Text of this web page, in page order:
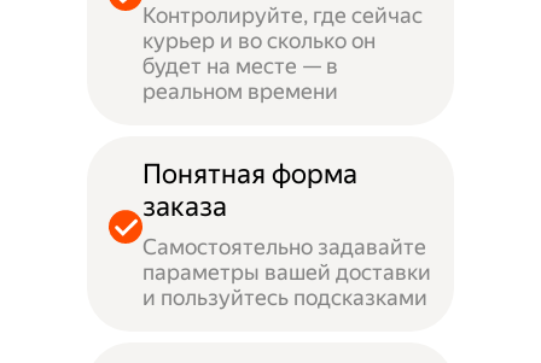
Контролируйте, где сейчас
курьер и во сколько он
будет на месте — в
реальном времени
Понятная форма
заказа
Самостоятельно задавайте
параметры вашей доставки
и пользуйтесь подсказками